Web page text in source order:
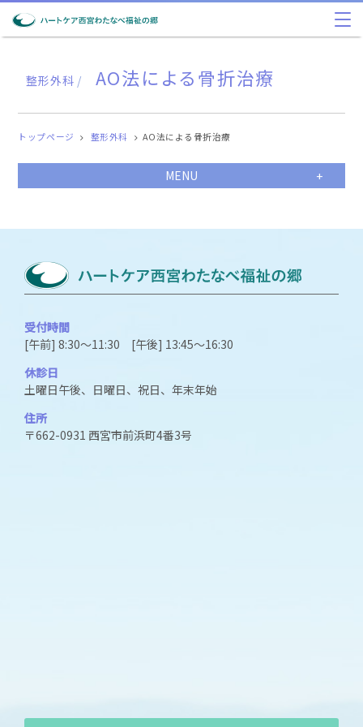
整形外科 / AO法による骨折治療
トップページ 整形外科 AO法による骨折治療
MENU
受付時間
[午前] 8:30～11:30 [午後] 13:45～16:30
休診日
土曜日午後、日曜日、祝日、年末年始
住所
〒662-0931 西宮市前浜町4番3号